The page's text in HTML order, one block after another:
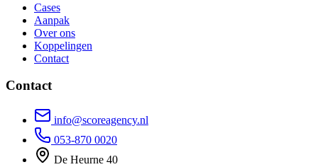
Cases
Aanpak
Over ons
Koppelingen
Contact
Contact
info@scoreagency.nl
053-870 0020
De Heurne 40